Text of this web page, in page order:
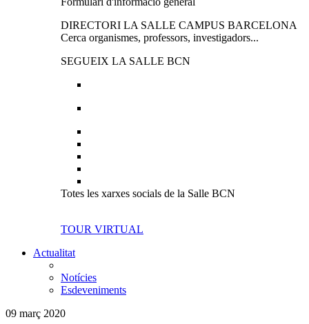
DIRECTORI LA SALLE CAMPUS BARCELONA
Cerca organismes, professors, investigadors...
SEGUEIX LA SALLE BCN
Totes les xarxes socials de la Salle BCN
TOUR VIRTUAL
Actualitat
Notícies
Esdeveniments
09 març 2020